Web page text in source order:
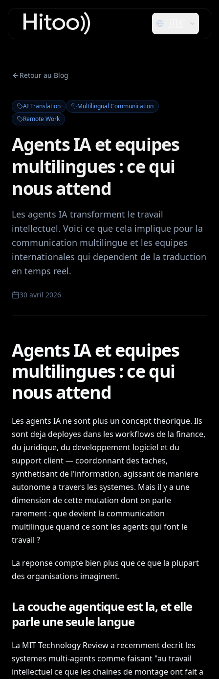
Retour au Blog
AI Translation
Multilingual Communication
Remote Work
Agents IA et equipes
multilingues : ce qui
nous attend
Les agents IA transforment le travail
intellectuel. Voici ce que cela implique pour la
communication multilingue et les equipes
internationales qui dependent de la traduction
en temps reel.
30 avril 2026
Agents IA et equipes
multilingues : ce qui
nous attend
Les agents IA ne sont plus un concept theorique. Ils
sont deja deployes dans les workflows de la finance,
du juridique, du developpement logiciel et du
support client — coordonnant des taches,
synthetisant de l'information, agissant de maniere
autonome a travers les systemes. Mais il y a une
dimension de cette mutation dont on parle
rarement : que devient la communication
multilingue quand ce sont les agents qui font le
travail ?
La reponse compte bien plus que ce que la plupart
des organisations imaginent.
La couche agentique est la, et elle
parle une seule langue
La MIT Technology Review a recemment decrit les
systemes multi-agents comme faisant "au travail
intellectuel ce que les chaines de montage ont fait a